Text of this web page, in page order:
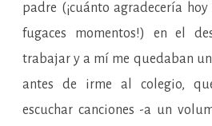
padre (¡cuánto agradecería
fugaces momentos!) en el
trabajar y a mí me quedaban
antes de irme al colegio,
escuchar canciones -a un